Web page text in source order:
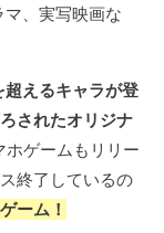
、実写映画な
えるキャラが登
されたオリジナ
ゲームもリリー
終了しているの
ーム！